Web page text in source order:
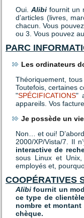
Oui. Alibifournit un
d’articles (livres,
chacun. Vous
ou 3. Vous pouvez
PARC
Les ordinateurs
Théoriquement,
Toutefois, certaines
"SPÉCIFICATIONS"
appareils. Vos
Je possède un
Non… et oui!
2000/XP/Vista/7. Il
interactive de
sous Linux et
employés et,
COOPÉRATIVES
Alibi fournit un
ce type de
nombre et
chèque.